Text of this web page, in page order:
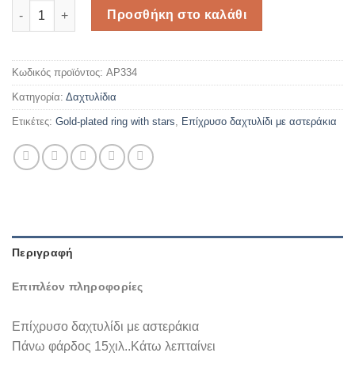
Επίχρυσο δαχτυλίδι με αστεράκια ποσότητα
Προσθήκη στο καλάθι
Κωδικός προϊόντος: AP334
Κατηγορία: Δαχτυλίδια
Ετικέτες: Gold-plated ring with stars, Επίχρυσο δαχτυλίδι με αστεράκια
Περιγραφή
Επιπλέον πληροφορίες
Επίχρυσο δαχτυλίδι με αστεράκια
Πάνω φάρδος 15χιλ..Κάτω λεπταίνει